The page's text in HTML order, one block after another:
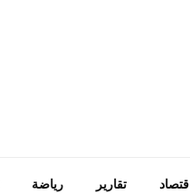
اقتصاد تقارير رياضة